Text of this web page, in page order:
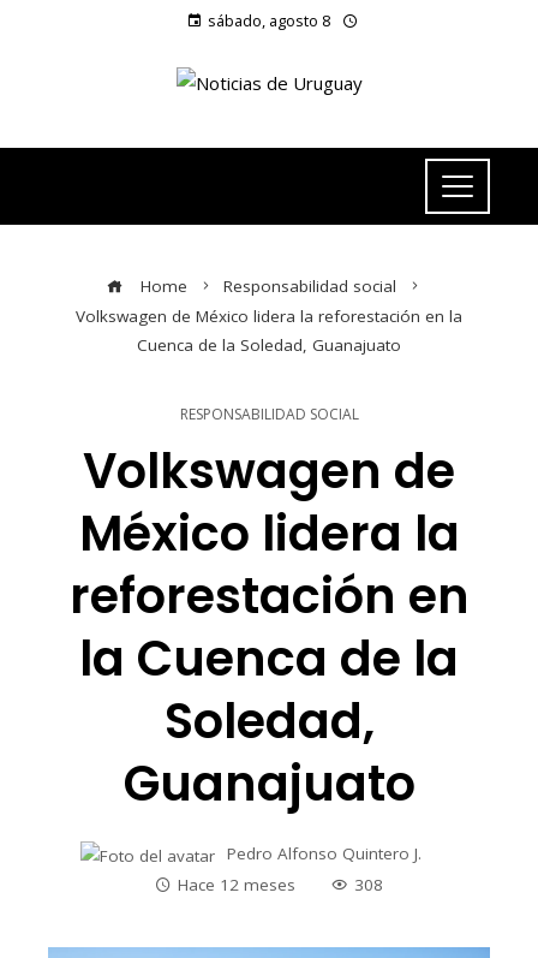
sábado, agosto 8
Home
Responsabilidad social
Volkswagen de México lidera la reforestación en la
Cuenca de la Soledad, Guanajuato
RESPONSABILIDAD SOCIAL
Volkswagen de
México lidera la
reforestación en
la Cuenca de la
Soledad,
Guanajuato
Pedro Alfonso Quintero J.
Hace 12 meses
308